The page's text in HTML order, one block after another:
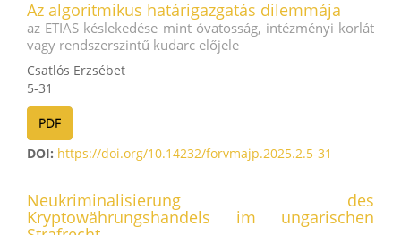
Az algoritmikus határigazgatás dilemmája
az ETIAS késlekedése mint óvatosság, intézményi korlát
vagy rendszerszintű kudarc előjele
Csatlós Erzsébet
5-31
PDF
DOI: https://doi.org/10.14232/forvmajp.2025.2.5-31
Neukriminalisierung des
Kryptowährungshandels im ungarischen